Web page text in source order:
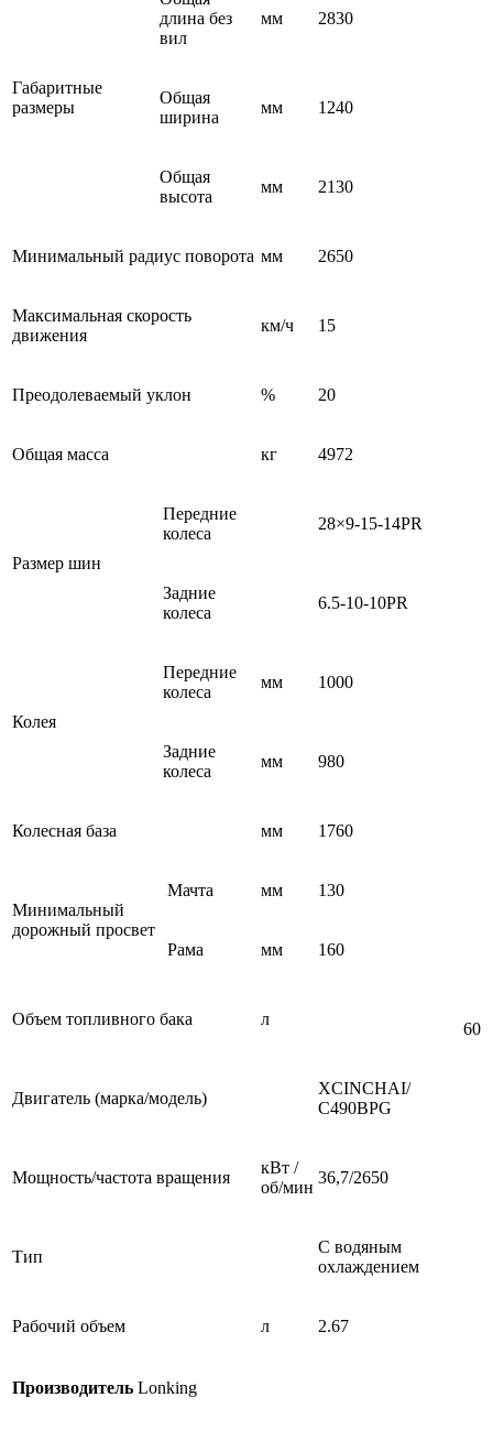
Габаритные
размеры
длина без
вил
мм 2830
Общая
ширина
мм 1240
Общая
высота
мм 2130
Минимальный радиус поворота мм 2650
Максимальная скорость
движения
км/ч 15
Преодолеваемый уклон % 20
Общая масса кг 4972
Размер шин
Передние
колеса
28×9-15-14PR
Задние
колеса
6.5-10-10PR
Колея
Передние
колеса
мм 1000
Задние
колеса
мм 980
Колесная база мм 1760
Минимальный
дорожный просвет
Мачта мм 130
Рама мм 160
Объем топливного бака л
60
Двигатель (марка/модель)
XCINCHAI/
С490BPG
Мощность/частота вращения
кВт /
об/мин
36,7/2650
Тип
С водяным
охлаждением
Рабочий объем л 2.67
Производитель Lonking